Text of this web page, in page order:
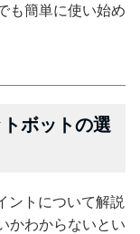
も簡単に使い始め
ボットの選
ントについて解説
かわからないとい